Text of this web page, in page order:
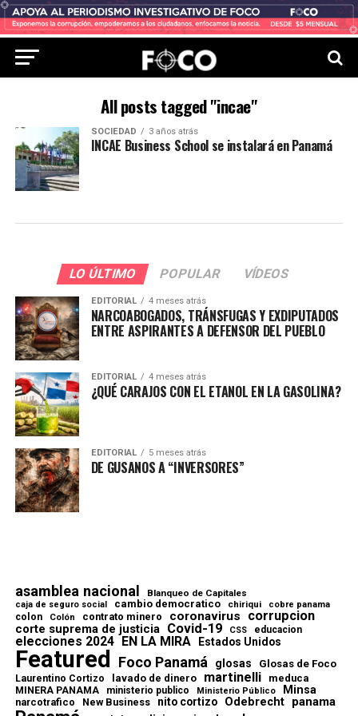
All posts tagged "incae"
SOCIEDAD 3 años atrás
INCAE Business School se instalará en Panamá
LO ÚLTIMO POPULAR VÍDEOS
EDITORIAL 4 meses atrás
NARCOABOGADOS, TRÁNSFUGAS Y EXDIPUTADOS
ENTRE ASPIRANTES A DEFENSOR DEL PUEBLO
EDITORIAL 4 meses atrás
¿QUÉ CARAJOS CON EL ETANOL EN LA GASOLINA?
EDITORIAL 5 meses atrás
DE GUSANOS A “INVERSORES”
asamblea nacional Blanqueo de Capitales
caja de seguro social cambio democratico chiriqui cobre panama
colon Colón contrato minero coronavirus corrupcion
corte suprema de justicia Covid-19 CSS educacion
elecciones 2024 EN LA MIRA Estados Unidos
Featured Foco Panamá glosas Glosas de Foco
Laurentino Cortizo lavado de dinero martinelli meduca
MINERA PANAMA ministerio publico Ministerio Público Minsa
narcotrafico New Business nito cortizo Odebrecht panama